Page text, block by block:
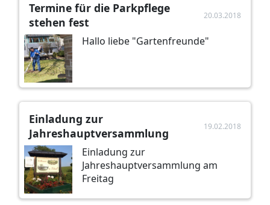
Termine für die Parkpflege
stehen fest
20.03.2018
Hallo liebe "Gartenfreunde"
Einladung zur
Jahreshauptversammlung
19.02.2018
Einladung zur
Jahreshauptversammlung am
Freitag